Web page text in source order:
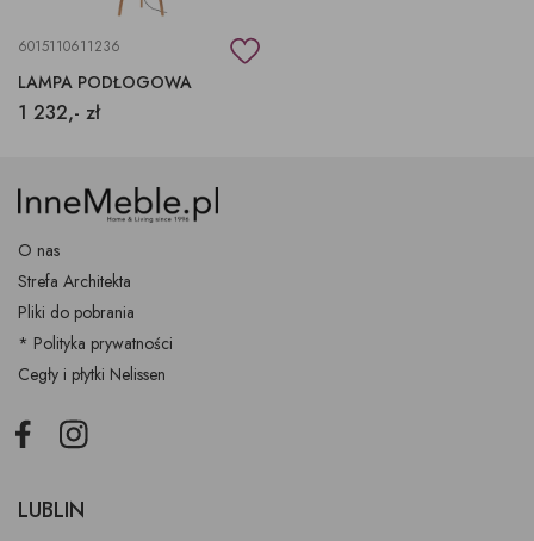
6015110611236
LAMPA PODŁOGOWA
1 232,- zł
O nas
Strefa Architekta
Pliki do pobrania
* Polityka prywatności
Cegły i płytki Nelissen
FacebookInstagram
LUBLIN